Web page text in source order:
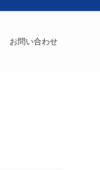
お問い合わせ